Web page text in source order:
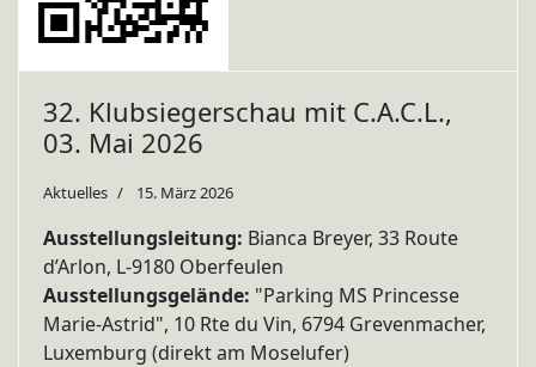
32. Klubsiegerschau mit C.A.C.L.,
03. Mai 2026
Aktuelles 15. März 2026
Ausstellungsleitung: Bianca Breyer, 33 Route
d’Arlon, L-9180 Oberfeulen
Ausstellungsgelände: "Parking MS Princesse
Marie-Astrid", 10 Rte du Vin, 6794 Grevenmacher,
Luxemburg (direkt am Moselufer)